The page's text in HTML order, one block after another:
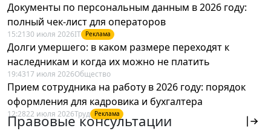
Документы по персональным данным в 2026 году:
полный чек-лист для операторов
15:21 30 июля 2026IT Реклама
Долги умершего: в каком размере переходят к
наследникам и когда их можно не платить
19:4317 июля 2026Общество
Прием сотрудника на работу в 2026 году: порядок
оформления для кадровика и бухгалтера
12:2822 июля 2026Труд Реклама
Правовые консультации